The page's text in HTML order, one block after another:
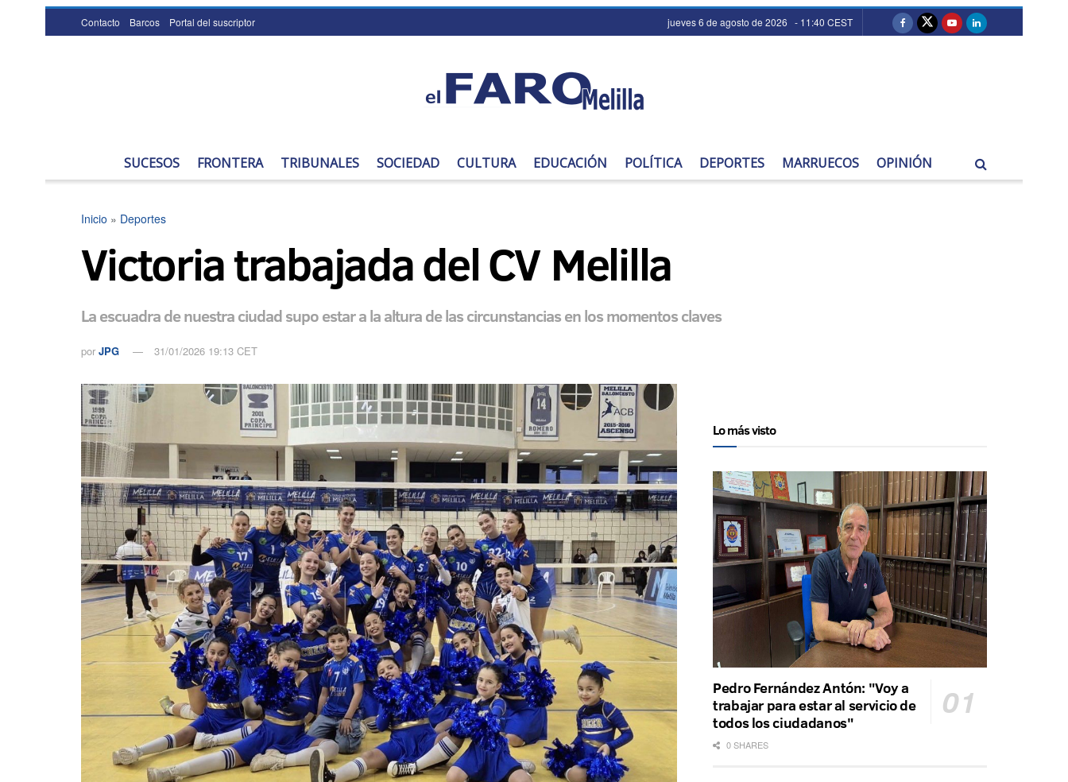
Contacto Barcos Portal del suscriptor jueves 6 de agosto de 2026 - 11:40 CEST
SUCESOS FRONTERA TRIBUNALES SOCIEDAD CULTURA EDUCACIÓN POLÍTICA DEPORTES MARRUECOS OPINIÓN
Inicio » Deportes
Victoria trabajada del CV Melilla
La escuadra de nuestra ciudad supo estar a la altura de las circunstancias en los momentos claves
por JPG 31/01/2026 19:13 CET
Lo más visto
Pedro Fernández Antón: "Voy a
trabajar para estar al servicio de
todos los ciudadanos"
0 SHARES